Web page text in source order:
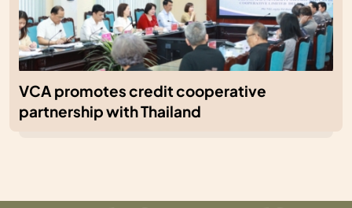
VCA promotes credit cooperative
partnership with Thailand